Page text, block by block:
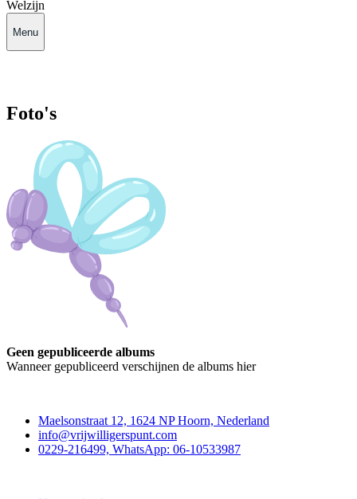
Welzijn
Menu
Foto's
Geen gepubliceerde albums
Wanneer gepubliceerd verschijnen de albums hier
Maelsonstraat 12, 1624 NP Hoorn, Nederland
info@vrijwilligerspunt.com
0229-216499, WhatsApp: 06-10533987